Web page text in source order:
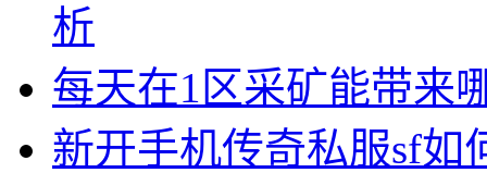
析
每天在1区采矿能带来
新开手机传奇私服sf如